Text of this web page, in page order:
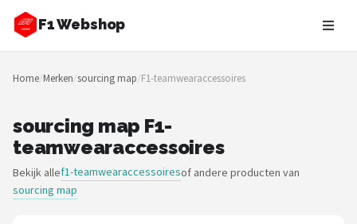
F1 Webshop
Zoeken
NAVIGATIE
Merken
Blog
Home/Merken/sourcing map/F1-teamwearaccessoires
sourcing map F1-
teamwearaccessoires
Bekijk allef1-teamwearaccessoiresof andere producten van
sourcing map